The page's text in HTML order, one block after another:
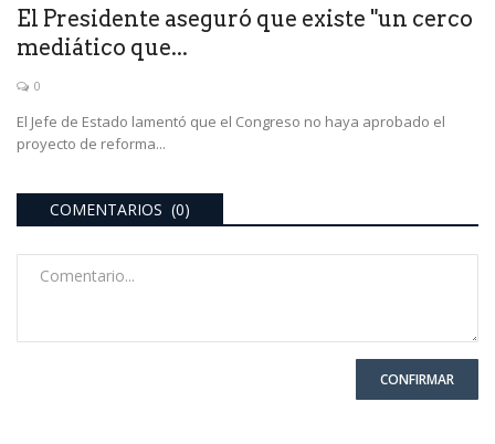
El Presidente aseguró que existe "un cerco
mediático que...
0
El Jefe de Estado lamentó que el Congreso no haya aprobado el
proyecto de reforma...
COMENTARIOS (0)
CONFIRMAR